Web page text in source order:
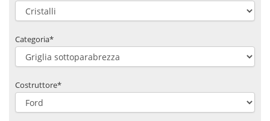
Categoria*
Costruttore*